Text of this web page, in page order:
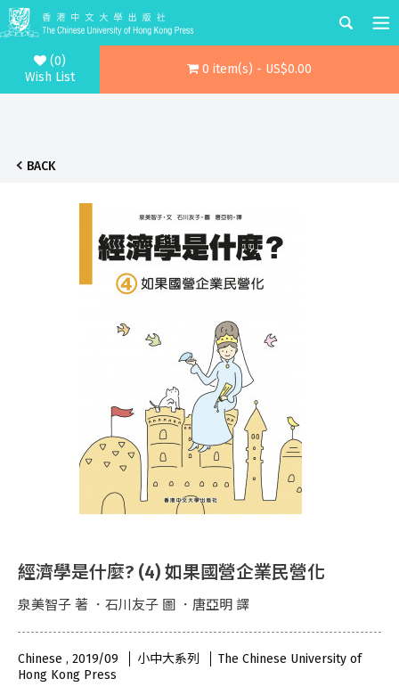
(0)
Wish List
0 item(s) - US$0.00
BACK
經濟學是什麼? (4) 如果國營企業民營化
泉美智子 著 ．石川友子 圖 ．唐亞明 譯
Chinese , 2019/09 小中大系列
The Chinese University of
Hong Kong Press